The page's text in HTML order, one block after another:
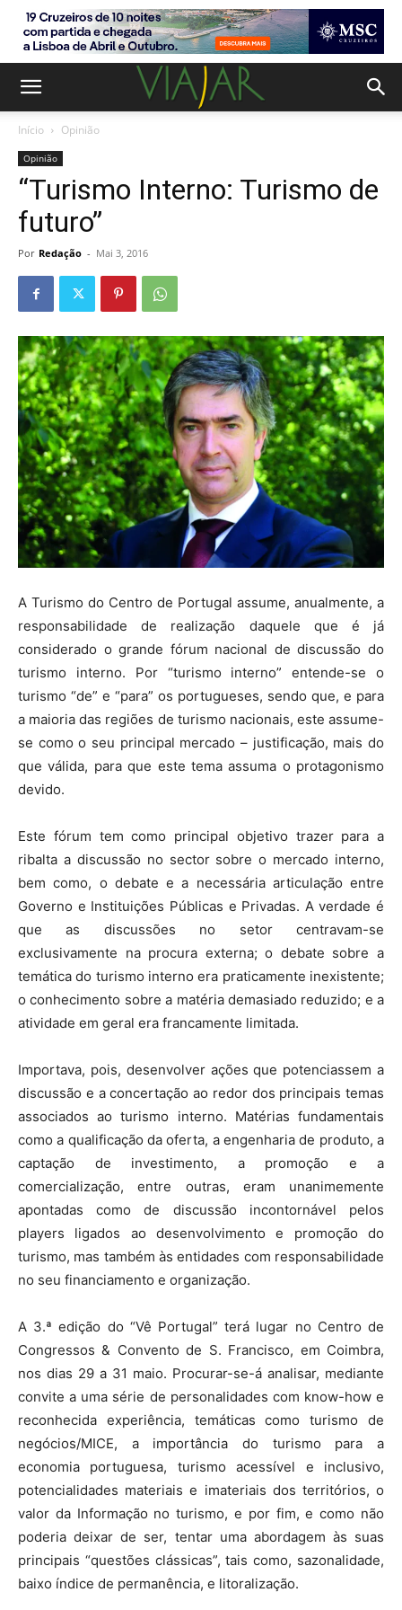
Início Opinião
Opinião
“Turismo Interno: Turismo de
futuro”
Por Redação - Mai 3, 2016
A Turismo do Centro de Portugal assume, anualmente, a
responsabilidade de realização daquele que é já
considerado o grande fórum nacional de discussão do
turismo interno. Por “turismo interno” entende-se o
turismo “de” e “para” os portugueses, sendo que, e para
a maioria das regiões de turismo nacionais, este assume-
se como o seu principal mercado – justificação, mais do
que válida, para que este tema assuma o protagonismo
devido.
Este fórum tem como principal objetivo trazer para a
ribalta a discussão no sector sobre o mercado interno,
bem como, o debate e a necessária articulação entre
Governo e Instituições Públicas e Privadas. A verdade é
que as discussões no setor centravam-se
exclusivamente na procura externa; o debate sobre a
temática do turismo interno era praticamente inexistente;
o conhecimento sobre a matéria demasiado reduzido; e a
atividade em geral era francamente limitada.
Importava, pois, desenvolver ações que potenciassem a
discussão e a concertação ao redor dos principais temas
associados ao turismo interno. Matérias fundamentais
como a qualificação da oferta, a engenharia de produto, a
captação de investimento, a promoção e a
comercialização, entre outras, eram unanimemente
apontadas como de discussão incontornável pelos
players ligados ao desenvolvimento e promoção do
turismo, mas também às entidades com responsabilidade
no seu financiamento e organização.
A 3.ª edição do “Vê Portugal” terá lugar no Centro de
Congressos & Convento de S. Francisco, em Coimbra,
nos dias 29 a 31 maio. Procurar-se-á analisar, mediante
convite a uma série de personalidades com know-how e
reconhecida experiência, temáticas como turismo de
negócios/MICE, a importância do turismo para a
economia portuguesa, turismo acessível e inclusivo,
potencialidades materiais e imateriais dos territórios, o
valor da Informação no turismo, e por fim, e como não
poderia deixar de ser, tentar uma abordagem às suas
principais “questões clássicas”, tais como, sazonalidade,
baixo índice de permanência, e litoralização.